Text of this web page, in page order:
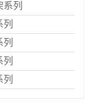
系列
列
列
列
列